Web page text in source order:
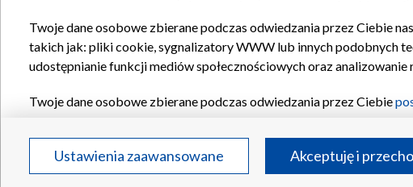
Twoje dane osobowe zbierane podczas odwiedzania przez Ciebie
takich jak: pliki cookie, sygnalizatory WWW lub innych podobnych
udostępnianie funkcji mediów społecznościowych oraz analizowanie
Twoje dane osobowe zbierane podczas odwiedzania przez Ciebie
Partnerów TVPdla realizacji następujących celów i funkcji:
reklam, tworzenia profilu spersonalizowanych reklam, tworzenia
treści, stosowania badań rynkowych w celu generowania opinii
Ustawienia zaawansowane Akceptuję i